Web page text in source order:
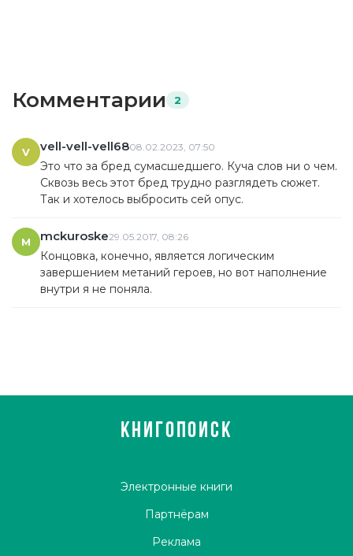
Комментарии 2
V vell-vell-vell6808.02.2023, 07:50
Это что за бред сумасшедшего. Куча слов ни о чем.
Сквозь весь этот бред трудно разглядеть сюжет.
Так и хотелось выбросить сей опус.
M mckuroske29.05.2017, 08:26
Концовка, конечно, является логическим
завершением метаний героев, но вот наполнение
внутри я не поняла.
КНИГОПОИСК
Электронные книги
Партнёрам
Реклама